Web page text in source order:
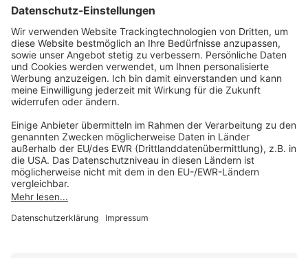
(08233) 38 11 23
service@forum-verlag.com
Mo-Do 07:30 - 17:00 Uhr
Fr 07:30 - 15:00 Uhr
Folgen Sie uns
Impressum
Datenschutz